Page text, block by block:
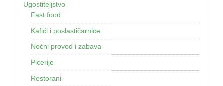
Ugostiteljstvo
Fast food
Kafići i poslastičarnice
Noćni provod i zabava
Picerije
Restorani